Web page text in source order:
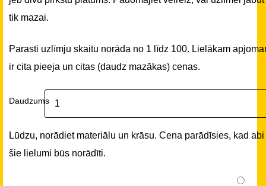
tik mazai.
Parasti uzlīmju skaitu norāda no 1 līdz 100. Lielākam
ir cita pieeja un citas (daudz mazākas) cenas.
Daudzums
Lūdzu, norādiet materiālu un krāsu. Cena parādīsies, kad abi
šie lielumi būs norādīti.